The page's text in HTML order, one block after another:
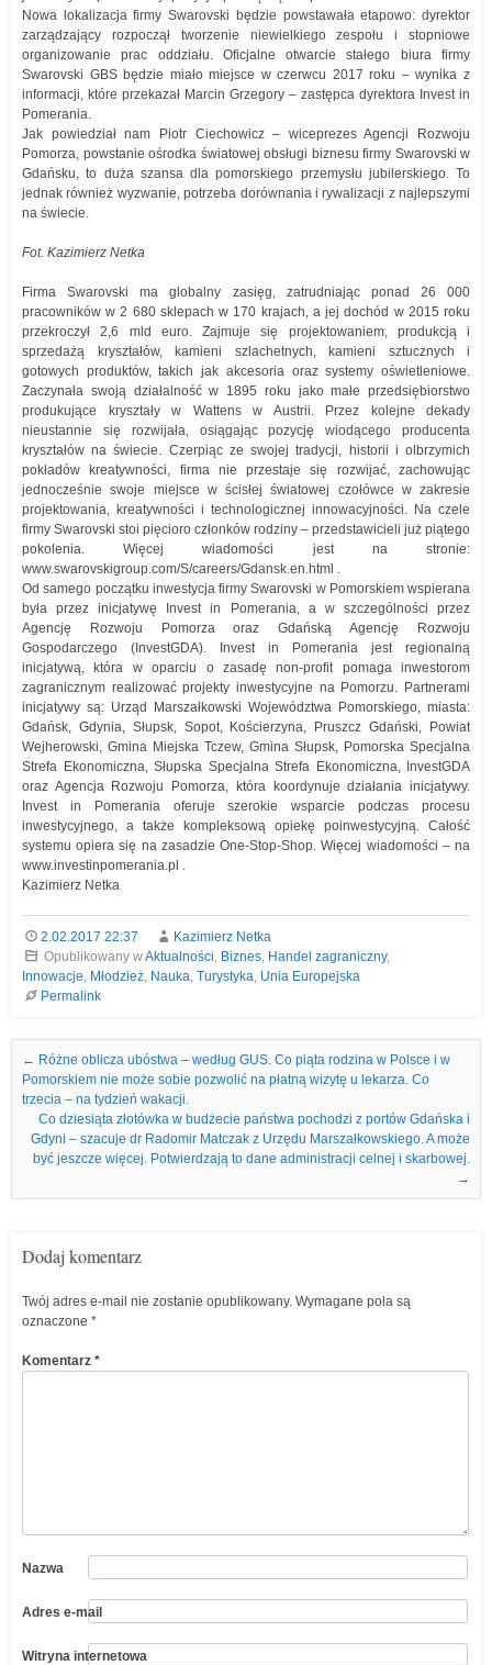
Nowa lokalizacja firmy Swarovski będzie powstawała etapowo: dyrektor
zarządzający rozpoczął tworzenie niewielkiego zespołu i stopniowe
organizowanie prac oddziału. Oficjalne otwarcie stałego biura firmy
Swarovski GBS będzie miało miejsce w czerwcu 2017 roku – wynika z
informacji, które przekazał Marcin Grzegory – zastępca dyrektora Invest in
Pomerania.
Jak powiedział nam Piotr Ciechowicz – wiceprezes Agencji Rozwoju
Pomorza, powstanie ośrodka światowej obsługi biznesu firmy Swarovski w
Gdańsku, to duża szansa dla pomorskiego przemysłu jubilerskiego. To
jednak również wyzwanie, potrzeba dorównania i rywalizacji z najlepszymi
na świecie.
Fot. Kazimierz Netka
Firma Swarovski ma globalny zasięg, zatrudniając ponad 26 000
pracowników w 2 680 sklepach w 170 krajach, a jej dochód w 2015 roku
przekroczył 2,6 mld euro. Zajmuje się projektowaniem, produkcją i
sprzedażą kryształów, kamieni szlachetnych, kamieni sztucznych i
gotowych produktów, takich jak akcesoria oraz systemy oświetleniowe.
Zaczynała swoją działalność w 1895 roku jako małe przedsiębiorstwo
produkujące kryształy w Wattens w Austrii. Przez kolejne dekady
nieustannie się rozwijała, osiągając pozycję wiodącego producenta
kryształów na świecie. Czerpiąc ze swojej tradycji, historii i olbrzymich
pokładów kreatywności, firma nie przestaje się rozwijać, zachowując
jednocześnie swoje miejsce w ścisłej światowej czołówce w zakresie
projektowania, kreatywności i technologicznej innowacyjności. Na czele
firmy Swarovski stoi pięcioro członków rodziny – przedstawicieli już piątego
pokolenia. Więcej wiadomości jest na stronie:
www.swarovskigroup.com/S/careers/Gdansk.en.html .
Od samego początku inwestycja firmy Swarovski w Pomorskiem wspierana
była przez inicjatywę Invest in Pomerania, a w szczególności przez
Agencję Rozwoju Pomorza oraz Gdańską Agencję Rozwoju
Gospodarczego (InvestGDA). Invest in Pomerania jest regionalną
inicjatywą, która w oparciu o zasadę non-profit pomaga inwestorom
zagranicznym realizować projekty inwestycyjne na Pomorzu. Partnerami
inicjatywy są: Urząd Marszałkowski Województwa Pomorskiego, miasta:
Gdańsk, Gdynia, Słupsk, Sopot, Kościerzyna, Pruszcz Gdański, Powiat
Wejherowski, Gmina Miejska Tczew, Gmina Słupsk, Pomorska Specjalna
Strefa Ekonomiczna, Słupska Specjalna Strefa Ekonomiczna, InvestGDA
oraz Agencja Rozwoju Pomorza, która koordynuje działania inicjatywy.
Invest in Pomerania oferuje szerokie wsparcie podczas procesu
inwestycyjnego, a także kompleksową opiekę poinwestycyjną. Całość
systemu opiera się na zasadzie One-Stop-Shop. Więcej wiadomości – na
www.investinpomerania.pl .
Kazimierz Netka
2.02.2017 22:37
Kazimierz Netka
Opublikowany wAktualności, Biznes, Handel zagraniczny,
Innowacje, Młodzież, Nauka, Turystyka, Unia Europejska
Permalink
Nawigacja we wpisach
← Różne oblicza ubóstwa – według GUS. Co piąta rodzina w Polsce i w
Pomorskiem nie może sobie pozwolić na płatną wizytę u lekarza. Co
trzecia – na tydzień wakacji.
Co dziesiąta złotówka w budżecie państwa pochodzi z portów Gdańska i
Gdyni – szacuje dr Radomir Matczak z Urzędu Marszałkowskiego. A może
być jeszcze więcej. Potwierdzają to dane administracji celnej i skarbowej.
→
Dodaj komentarz
Twój adres e-mail nie zostanie opublikowany. Wymagane pola są
oznaczone *
Komentarz *
Nazwa
Adres e-mail
Witryna internetowa